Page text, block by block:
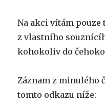
Na akci vítám
z vlastního
kohokoliv do
Záznam z minulého
tomto odkazu níže: